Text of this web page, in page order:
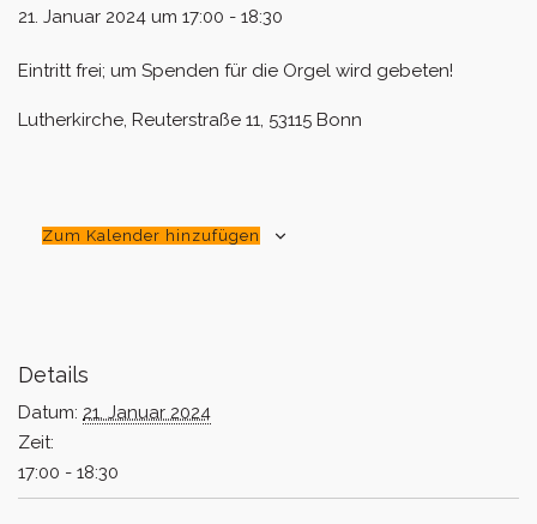
21. Januar 2024 um 17:00 - 18:30
Eintritt frei; um Spenden für die Orgel wird gebeten!
Lutherkirche, Reuterstraße 11, 53115 Bonn
Zum Kalender hinzufügen
Details
Datum: 21. Januar 2024
Zeit:
17:00 - 18:30